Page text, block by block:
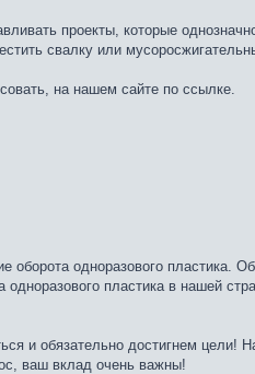
проекты, которые
свалку или
на нашем сайте по ссылке.
оборота одноразового пластика.
пластика в нашей
и обязательно достигнем цели!
ваш вклад очень важны!